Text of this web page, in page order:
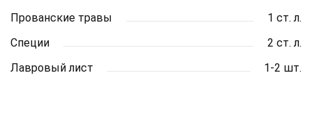
Прованские травы
1 ст. л.
Специи
2 ст. л.
Лавровый лист
1-2 шт.